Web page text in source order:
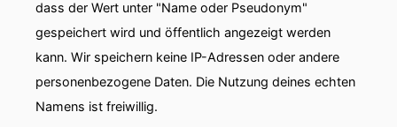
Lernen.
00:01:09: In vielen Klassenzimmern seien
Temperaturen von über thirty-two Grad erreicht
worden, die Folgen können vom
dass der Wert unter "Name oder Pseudonym"
gespeichert wird und öffentlich angezeigt werden
kann. Wir speichern keine IP-Adressen oder andere
personenbezogene Daten. Die Nutzung deines echten
Namens ist freiwillig.